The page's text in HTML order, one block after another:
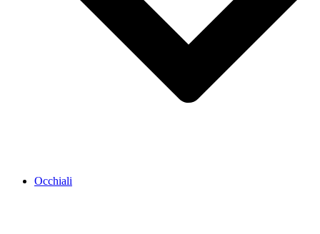
Occhiali